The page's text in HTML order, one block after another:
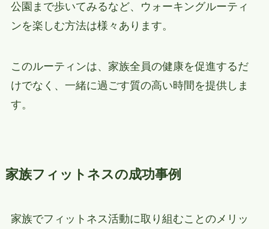
公園まで歩いてみるなど、ウォーキングルーティ
ンを楽しむ方法は様々あります。
このルーティンは、家族全員の健康を促進するだ
けでなく、一緒に過ごす質の高い時間を提供しま
す。
家族フィットネスの成功事例
家族でフィットネス活動に取り組むことのメリッ